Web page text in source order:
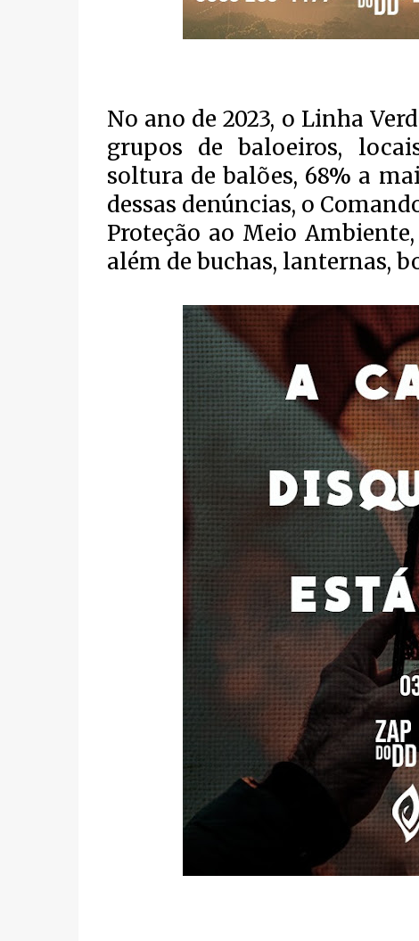
No ano de 2023, o Linha
grupos de baloeiros,
soltura de balões, 68% a
dessas denúncias, o
Proteção ao Meio
além de buchas, lanternas,